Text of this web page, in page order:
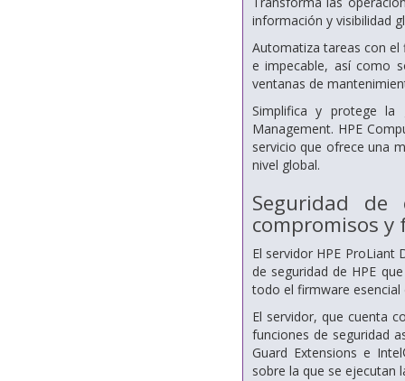
información y visibilidad
Automatiza tareas con el
e impecable, así como
ventanas de
Simplifica y protege la
Management. HPE
servicio que ofrece una
nivel global.
Seguridad de
compromisos
El servidor HPE ProLiant
de seguridad de HPE
todo el firmware
El servidor, que cuenta
funciones de seguridad
Guard Extensions e
sobre la que se ejecutan